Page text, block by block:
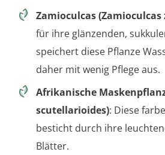
Zamioculcas
für ihre glänzenden,
speichert diese Pflanze
daher mit wenig Pflege aus.
Afrikanische
scutellarioides): Diese
besticht durch ihre
Blätter.